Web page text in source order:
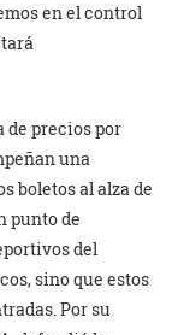
en el control
de precios por
una
boletos al alza de
punto de
del
sino que estos
Por su